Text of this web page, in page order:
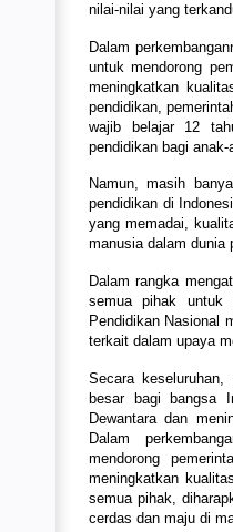
nilai-nilai yang
Dalam
untuk mendorong
meningkatkan
pendidikan,
wajib belajar 12
pendidikan bagi anak-
Namun, masih
pendidikan di
yang memadai,
manusia dalam dunia
Dalam rangka
semua pihak untuk
Pendidikan Nasional
terkait dalam upaya
Secara
besar bagi bangsa
Dewantara dan
Dalam
mendorong
meningkatkan
semua pihak,
cerdas dan maju di